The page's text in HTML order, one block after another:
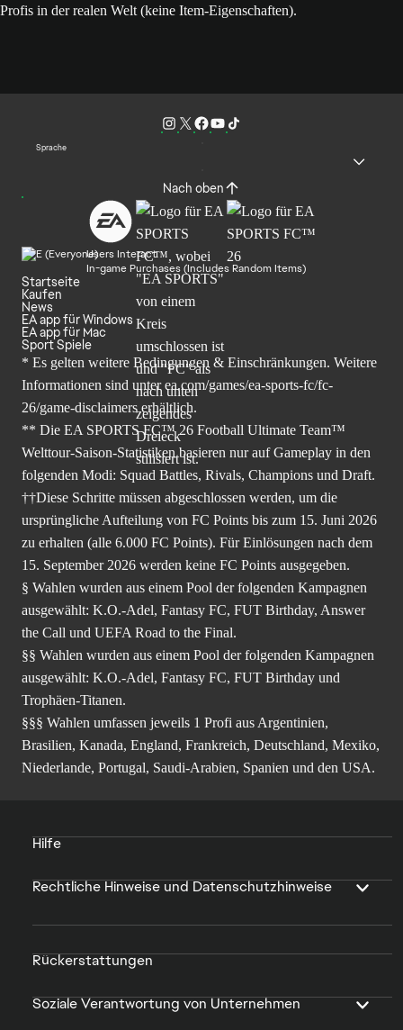
Profis in der realen Welt (keine Item-Eigenschaften).
Sprache
Nach oben
Users Interact
In-game Purchases (Includes Random Items)
Startseite
Kaufen
News
EA app für Windows
EA app für Mac
Sport Spiele
* Es gelten weitere Bedingungen & Einschränkungen. Weitere
Informationen sind unterea.com/games/ea-sports-fc/fc-
26/game-disclaimerserhältlich.
** Die EA SPORTS FC™ 26 Football Ultimate Team™
Welttour-Saison-Statistiken basieren nur auf Gameplay in den
folgenden Modi: Squad Battles, Rivals, Champions und Draft.
††Diese Schritte müssen abgeschlossen werden, um die
ursprüngliche Aufteilung von FC Points bis zum 15. Juni 2026
zu erhalten (alle 6.000 FC Points). Für Einlösungen nach dem
15. September 2026 werden keine FC Points ausgegeben.
§ Wahlen wurden aus einem Pool der folgenden Kampagnen
ausgewählt: K.O.-Adel, Fantasy FC, FUT Birthday, Answer
the Call und UEFA Road to the Final.
§§ Wahlen wurden aus einem Pool der folgenden Kampagnen
ausgewählt: K.O.-Adel, Fantasy FC, FUT Birthday und
Trophäen-Titanen.
§§§ Wahlen umfassen jeweils 1 Profi aus Argentinien,
Brasilien, Kanada, England, Frankreich, Deutschland, Mexiko,
Niederlande, Portugal, Saudi-Arabien, Spanien und den USA.
Hilfe
Rechtliche Hinweise und Datenschutzhinweise
Rückerstattungen
Soziale Verantwortung von Unternehmen